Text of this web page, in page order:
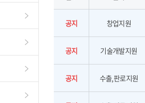
공지 창업지원
공지 기술개발지원
공지 수출,판로지원